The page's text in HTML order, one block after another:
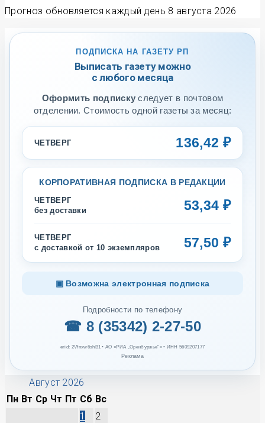
Прогноз обновляется каждый день 8 августа 2026
ПОДПИСКА НА ГАЗЕТУ РП
Выписать газету можно
с любого месяца
Оформить подписку следует в почтовом
отделении. Стоимость одной газеты за месяц:
ЧЕТВЕРГ 136,42 ₽
КОРПОРАТИВНАЯ ПОДПИСКА В РЕДАКЦИИ
ЧЕТВЕРГ
без доставки
53,34 ₽
ЧЕТВЕРГ
с доставкой от 10 экземпляров
57,50 ₽
▣ Возможна электронная подписка
Подробности по телефону
☎ 8 (35342) 2-27-50
erid: 2Vfnxw6shB1 • АО «РИА „Оренбуржье“» • ИНН 5609207177
Реклама
Август 2026
Пн Вт Ср Чт Пт Сб Вс
1
2